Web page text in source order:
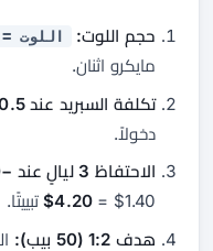
حجم اللوت: اللوت = 5 / (25 × 10) = 0.02
مايكرو اثنان.
تكلفة السبريد عند 0.5 بيب:
دخولاً.
الاحتفاظ 3 ليالٍ عند −0.70$ سواب لكل 0.01 لوت:
1.40$ =
4.20$ تبييتًا.
هدف 1:2 (50 بيب):